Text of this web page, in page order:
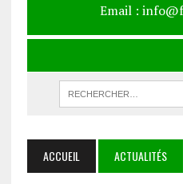
Email :
ACCUEIL ACTUALITÉS